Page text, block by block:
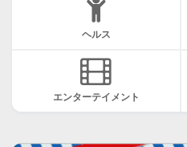
ヘルス
エンターテイメント